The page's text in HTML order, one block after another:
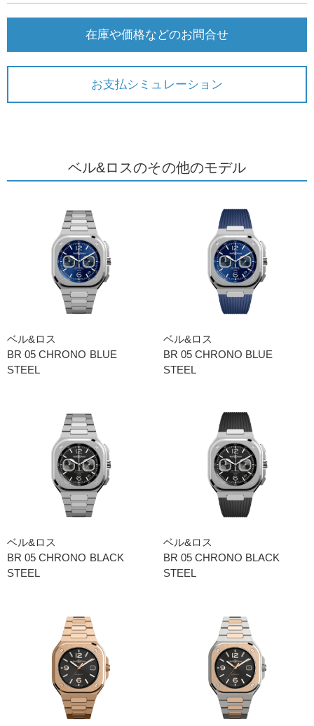
在庫や価格などのお問合せ
お支払シミュレーション
ベル&ロスのその他のモデル
ベル&ロス
BR 05 CHRONO BLUE
STEEL
ベル&ロス
BR 05 CHRONO BLUE
STEEL
ベル&ロス
BR 05 CHRONO BLACK
STEEL
ベル&ロス
BR 05 CHRONO BLACK
STEEL